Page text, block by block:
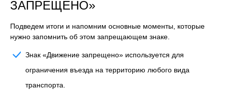
ЗАПРЕЩЕНО»
Подведем итоги и напомним основные моменты, которые
нужно запомнить об этом запрещающем знаке.
Знак «Движение запрещено» используется для
ограничения въезда на территорию любого вида
транспорта.